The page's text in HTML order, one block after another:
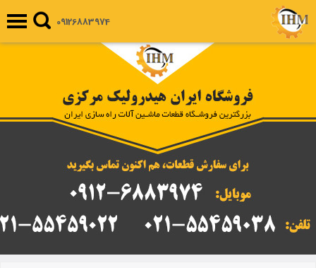
09126883974